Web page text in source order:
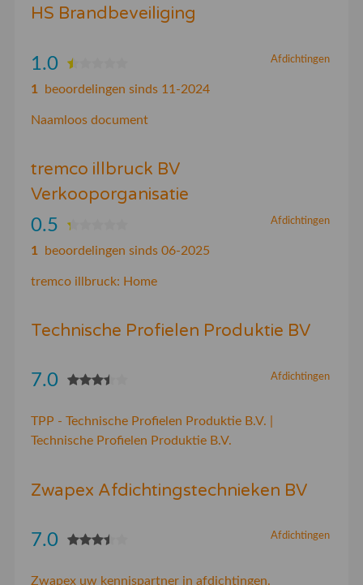
HS Brandbeveiliging
Afdichtingen
1.0
1 beoordelingen sinds 11-2024
Naamloos document
tremco illbruck BV
Verkooporganisatie
Afdichtingen
0.5
1 beoordelingen sinds 06-2025
tremco illbruck: Home
Technische Profielen Produktie BV
Afdichtingen
7.0
TPP - Technische Profielen Produktie B.V. |
Technische Profielen Produktie B.V.
Zwapex Afdichtingstechnieken BV
Afdichtingen
7.0
Zwapex uw kennispartner in afdichtingen.